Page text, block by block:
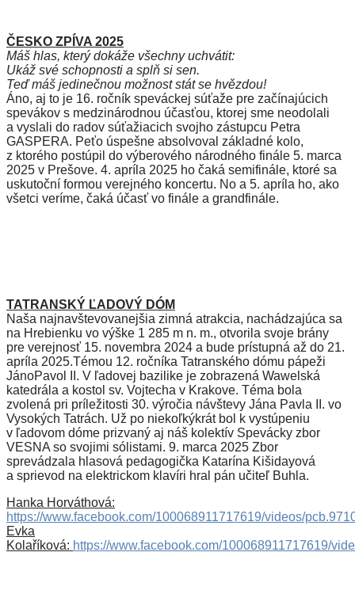
ČESKO ZPÍVA 2025
Máš hlas, který dokáže všechny uchvátit:
Ukáž své schopnosti a splň si sen.
Teď máš jedinečnou možnost stát se hvězdou!
Áno, aj to je 16. ročník speváckej súťaže pre začínajúcich
spevákov s medzinárodnou účasťou, ktorej sme neodolali
a vyslali do radov súťažiacich svojho zástupcu Petra
GASPERA. Peťo úspešne absolvoval základné kolo,
z ktorého postúpil do výberového národného finále 5. marca
2025 v Prešove. 4. apríla 2025 ho čaká semifinále, ktoré sa
uskutoční formou verejného koncertu. No a 5. apríla ho, ako
všetci veríme, čaká účasť vo finále a grandfinále.
TATRANSKÝ ĽADOVÝ DÓM
Naša najnavštevovanejšia zimná atrakcia, nachádzajúca sa
na Hrebienku vo výške 1 285 m n. m., otvorila svoje brány
pre verejnosť 15. novembra 2024 a bude prístupná až do 21.
apríla 2025.Témou 12. ročníka Tatranského dómu pápeži
JánoPavol II. V ľadovej bazilike je zobrazená Wawelská
katedrála a kostol sv. Vojtecha v Krakove. Téma bola
zvolená pri príležitosti 30. výročia návštevy Jána Pavla II. vo
Vysokých Tatrách. Už po niekoľkýkrát bol k vystúpeniu
v ľadovom dóme prizvaný aj náš kolektív Spevácky zbor
VESNA so svojimi sólistami. 9. marca 2025 Zbor
sprevádzala hlasová pedagogička Katarína Kišidayová
a sprievod na elektrickom klavíri hral pán učiteľ Buhla.
Hanka Horváthová:
https://www.facebook.com/100068911717619/videos/
Evka
Kolaříková: https://www.facebook.com/100068911717619/